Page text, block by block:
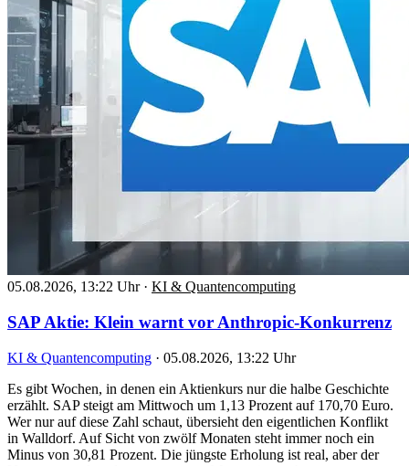
05.08.2026, 13:22 Uhr · KI & Quantencomputing
SAP Aktie: Klein warnt vor Anthropic-Konkurrenz
KI & Quantencomputing · 05.08.2026, 13:22 Uhr
Es gibt Wochen, in denen ein Aktienkurs nur die halbe Geschichte
erzählt. SAP steigt am Mittwoch um 1,13 Prozent auf 170,70 Euro.
Wer nur auf diese Zahl schaut, übersieht den eigentlichen Konflikt
in Walldorf. Auf Sicht von zwölf Monaten steht immer noch ein
Minus von 30,81 Prozent. Die jüngste Erholung ist real, aber der